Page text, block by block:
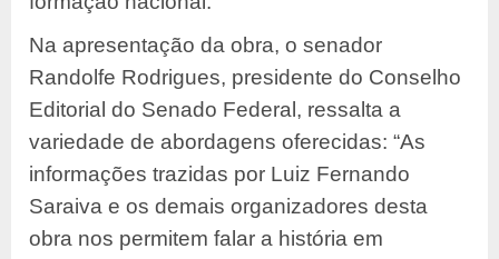
Na apresentação da obra, o senador
Randolfe Rodrigues, presidente do Conselho
Editorial do Senado Federal, ressalta a
variedade de abordagens oferecidas: “As
informações trazidas por Luiz Fernando
Saraiva e os demais organizadores desta
obra nos permitem falar a história em